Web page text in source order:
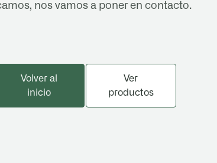
nos vamos a poner en contacto.